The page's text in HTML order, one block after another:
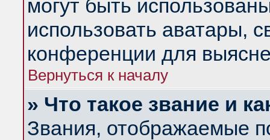
могут быть
использовать аватары,
конференции для
Вернуться к началу
» Что такое звание и
Звания, отображаемые